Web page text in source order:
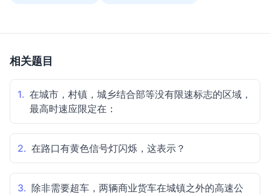
相关题目
1. 在城市，村镇，城乡结合部等没有限速标志的区域，
最高时速应限定在：
2. 在路口有黄色信号灯闪烁，这表示？
3. 除非需要超车，两辆商业货车在城镇之外的高速公